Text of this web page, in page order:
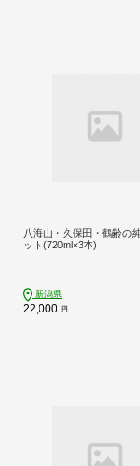
八海山・久保田・鶴齢の
ット(720ml×3本)
新潟県
22,000 円